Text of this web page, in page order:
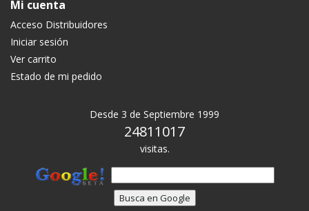
Mi cuenta
Acceso Distribuidores
Iniciar sesión
Ver carrito
Estado de mi pedido
Desde 3 de Septiembre 1999
24811017
visitas.